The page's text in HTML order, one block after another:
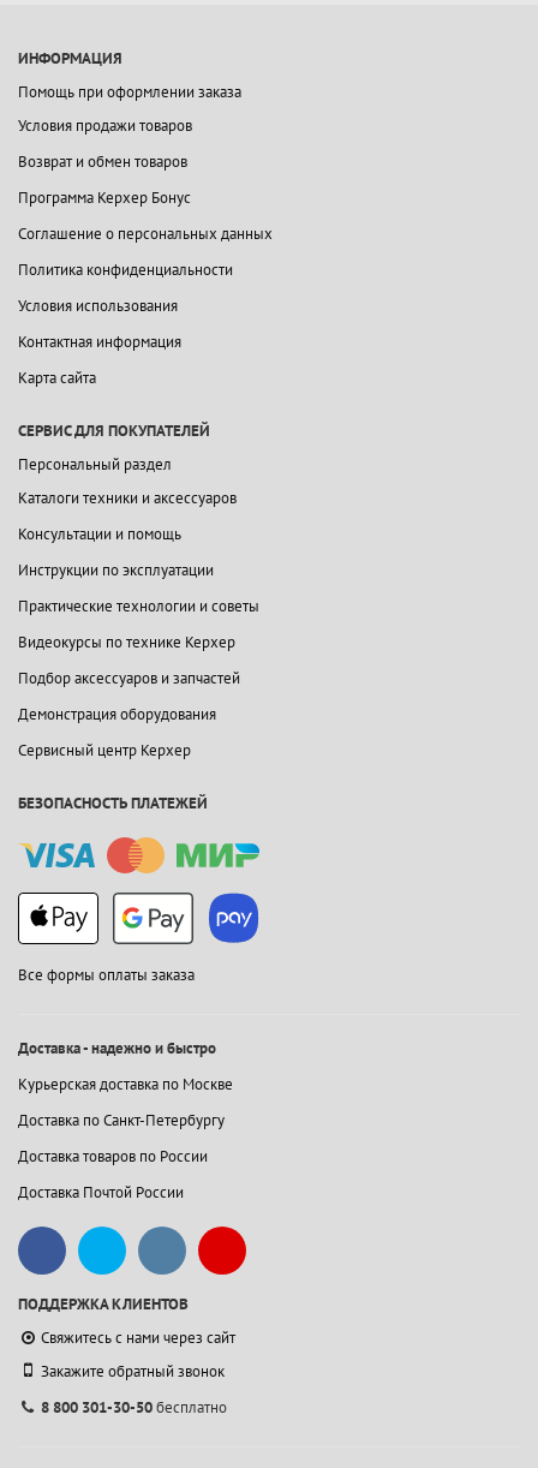
ИНФОРМАЦИЯ
Помощь при оформлении заказа
Условия продажи товаров
Возврат и обмен товаров
Программа Керхер Бонус
Соглашение о персональных данных
Политика конфиденциальности
Условия использования
Контактная информация
Карта сайта
СЕРВИС ДЛЯ ПОКУПАТЕЛЕЙ
Персональный раздел
Каталоги техники и аксессуаров
Консультации и помощь
Инструкции по эксплуатации
Практические технологии и советы
Видеокурсы по технике Керхер
Подбор аксессуаров и запчастей
Демонстрация оборудования
Сервисный центр Керхер
БЕЗОПАСНОСТЬ ПЛАТЕЖЕЙ
Все формы оплаты заказа
Доставка - надежно и быстро
Курьерская доставка по Москве
Доставка по Санкт-Петербургу
Доставка товаров по России
Доставка Почтой России
ПОДДЕРЖКА КЛИЕНТОВ
Свяжитесь с нами через сайт
Закажите обратный звонок
8 800 301-30-50бесплатно